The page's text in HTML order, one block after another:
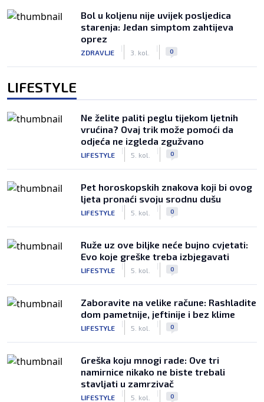
Bol u koljenu nije uvijek posljedica
starenja: Jedan simptom zahtijeva
oprez
ZDRAVLJE
|
3. kol.
| 0
LIFESTYLE
Ne želite paliti peglu tijekom ljetnih
vrućina? Ovaj trik može pomoći da
odjeća ne izgleda zgužvano
LIFESTYLE
|
5. kol.
| 0
Pet horoskopskih znakova koji bi ovog
ljeta pronaći svoju srodnu dušu
LIFESTYLE
|
5. kol.
| 0
Ruže uz ove biljke neće bujno cvjetati:
Evo koje greške treba izbjegavati
LIFESTYLE
|
5. kol.
| 0
Zaboravite na velike račune: Rashladite
dom pametnije, jeftinije i bez klime
LIFESTYLE
|
5. kol.
| 0
Greška koju mnogi rade: Ove tri
namirnice nikako ne biste trebali
stavljati u zamrzivač
LIFESTYLE
|
5. kol.
| 0